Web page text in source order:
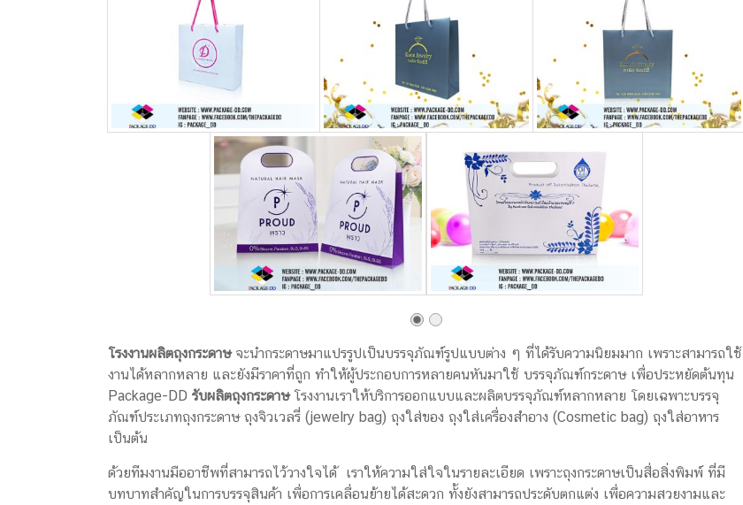
โรงงานผลิตถุงกระดาษจะนำกระดาษมาแปรรูปเป็นบรรจุภัณฑ์รูปแบบต่าง ๆ ที่ได้รับความนิยมมาก เพราะสามารถใช้
งานได้หลากหลาย และยังมีราคาที่ถูก ทำให้ผู้ประกอบการหลายคนหันมาใช้ บรรจุภัณฑ์กระดาษ เพื่อประหยัดต้นทุน
Package-DD รับผลิตถุงกระดาษโรงงานเราให้บริการออกแบบและผลิตบรรจุภัณฑ์หลากหลาย โดยเฉพาะบรรจุ
ภัณฑ์ประเภทถุงกระดาษ ถุงจิวเวลรี่ (jewelry bag) ถุงใส่ของ ถุงใส่เครื่องสำอาง (Cosmetic bag) ถุงใส่อาหาร
เป็นต้น
ด้วยทีมงานมืออาชีพที่สามารถไว้วางใจได้ เราให้ความใส่ใจในรายละเอียด เพราะถุงกระดาษเป็นสื่อสิ่งพิมพ์ ที่มี
บทบาทสำคัญในการบรรจุสินค้า เพื่อการเคลื่อนย้ายได้สะดวก ทั้งยังสามารถประดับตกแต่ง เพื่อความสวยงามและ